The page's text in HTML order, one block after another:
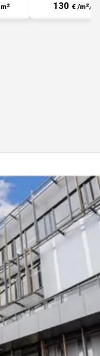
m² 130 € /m²/an